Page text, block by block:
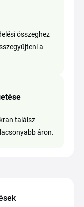
összeghez
a
találsz
áron.